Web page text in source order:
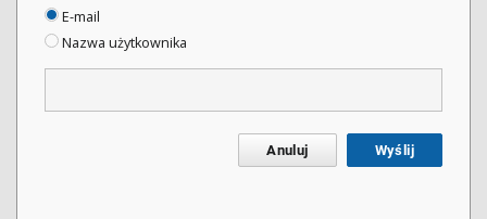
E-mail
Nazwa użytkownika
Anuluj Wyślij